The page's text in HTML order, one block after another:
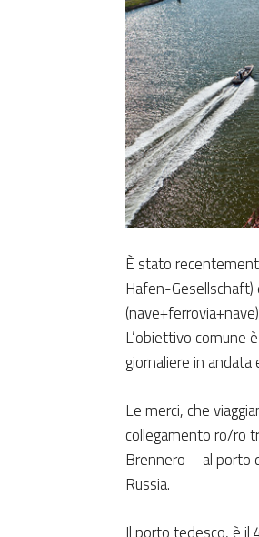
È stato
Hafen-Gesellschaft)
L’obiettivo comune
giornaliere in
Le merci, che
collegamento ro/ro
Brennero – al porto
Russia.
Il porto tedesco, è il